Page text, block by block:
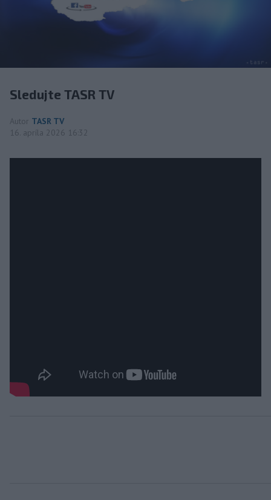
Sledujte TASR TV
Autor TASR TV
16. apríla 2026 16:32